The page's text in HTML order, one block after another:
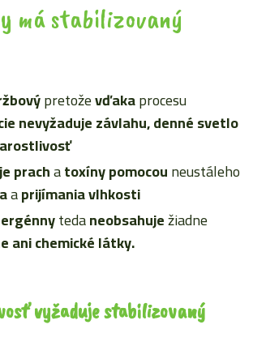
má stabilizovaný
pretoževďakaprocesu
nevyžaduje závlahu, denné svetlo
prachatoxíny pomocouneustáleho
aprijímania vlhkosti
tedaneobsahuježiadne
ani chemické látky.
vyžaduje stabilizovaný